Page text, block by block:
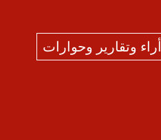
أراء وتقارير وحوارات